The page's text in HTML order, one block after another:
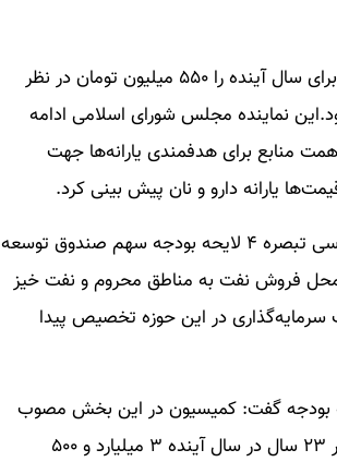
زارع بیان کرد: همچنین کمیسیون تلفیق، پاداش پایان خدمت بازنشستگی برای سال آینده را ۵۵۰ میلیون تومان در نظر
۷۰ میلیون تومان خواهد بود.این نماینده مجلس شورای اسلامی ادامه
داد: همچنین کمیسیون در جریان بررسی تبصره ۸ لایحه بودجه حدود ۷۰۰ همت منابع برای هدفمندی یارانه‌ها جهت
یارانه دارو و نان پیش بینی کرد.
این نماینده مجلس شورای اسلامی گفت: همچنین کمیسیون در جریان بررسی تبصره ۴ لایحه بودجه سهم صندوق توسعه
را از ۴۰ درصد به ۴۵ رساند. همچنین ۳ درصد از محل فروش نفت به مناطق محروم و نفت خیز
جهت سرمایه‌گذاری در این حوزه تخصیص پیدا
به مصوبات کمیسیون تلفیق در جریان بررسی تبصره ۱۳ لایحه بودجه گفت: کمیسیون در این بخش مصوب
کرد که تسهیلات قرض الحسنه ازدواج برای زوج‌های زیر ۲۵ سال و زوجه زیر ۲۳ سال در سال آینده ۳ میلیارد و ۵۰۰